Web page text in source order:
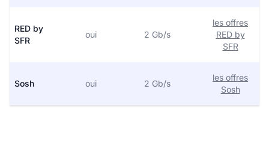
RED by
SFR
oui 2 Gb/s
les offres
RED by
SFR
Sosh oui 2 Gb/s
les offres
Sosh